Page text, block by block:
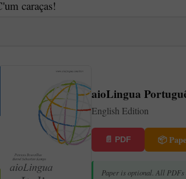
caraças!
aioLingua
English Edition
📄 PDF 📦
Paper is optional. All PDFs